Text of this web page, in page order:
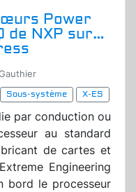
Power
de NXP sur…
Sous-système
X-ES
par conduction ou
au standard
de cartes et
Engineering
bord le processeur